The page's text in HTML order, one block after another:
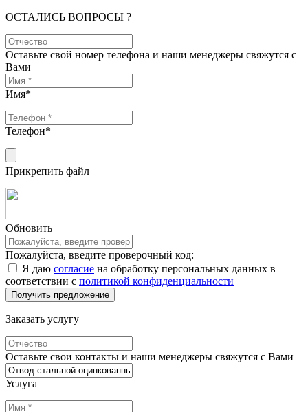
ОСТАЛИСЬ ВОПРОСЫ ?
Оставьте свой номер телефона и наши менеджеры свяжутся с
Вами
Имя*
Телефон*
Прикрепить файл
Обновить
Пожалуйста, введите проверочный код:
Я даю согласие на обработку персональных данных в
соответствии с политикой конфиденциальности
Заказать услугу
Оставьте свои контакты и наши менеджеры свяжутся с Вами
Услуга